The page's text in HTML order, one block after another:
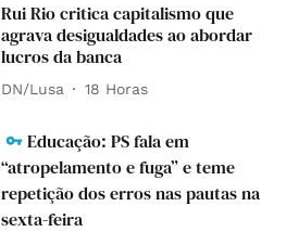
Rui Rio critica capitalismo que
agrava desigualdades ao abordar
lucros da banca
DN/Lusa 18 Horas
Educação: PS fala em
“atropelamento e fuga” e teme
repetição dos erros nas pautas na
sexta-feira